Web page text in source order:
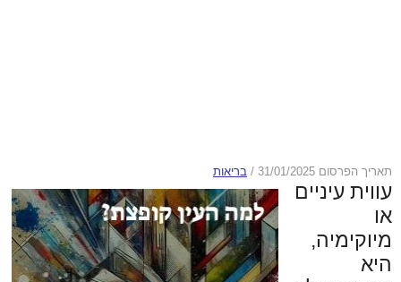
תאריך הפרסום 31/01/2025 / בריאות
עווית עיניים
או
מיוקימיה,
היא